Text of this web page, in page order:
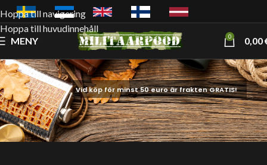
Hoppa till navigering
Hoppa till huvudinnehåll
MENY
0 0,00
Vid köp för minst 50 euro är frakten GRATIS!